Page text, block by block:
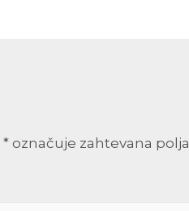
* označuje zahtevana polja